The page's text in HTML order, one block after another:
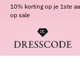
10% korting op je 1ste
op sale